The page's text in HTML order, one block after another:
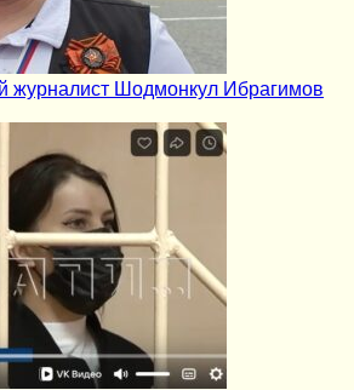
журналист Шодмонкул Ибрагимов